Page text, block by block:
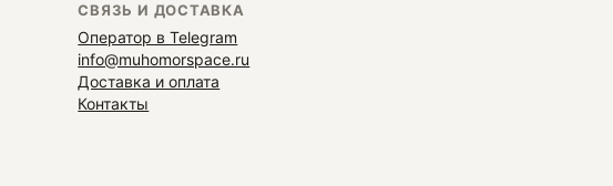
СВЯЗЬ И ДОСТАВКА
Оператор в Telegram
info@muhomorspace.ru
Доставка и оплата
Контакты